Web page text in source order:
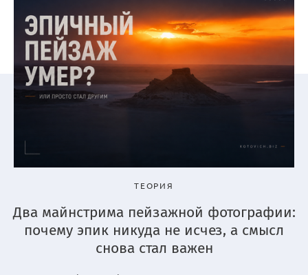
ТЕОРИЯ
Два майнстрима пейзажной фотографии:
почему эпик никуда не исчез, а смысл
снова стал важен